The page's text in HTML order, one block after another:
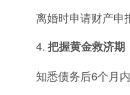
离婚时申请财产申
4. 把握黄金救济期
知悉债务后6个月